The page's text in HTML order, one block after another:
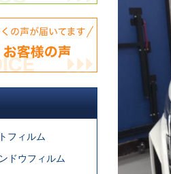
フィルム
ドウフィルム